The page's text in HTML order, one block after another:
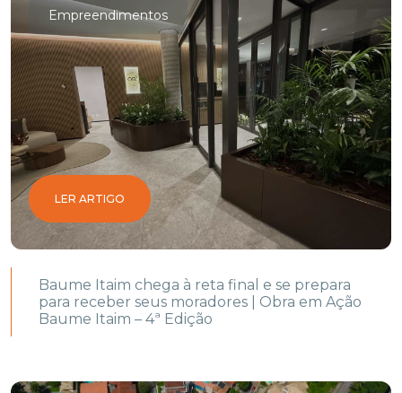
Empreendimentos
LER ARTIGO
Baume Itaim chega à reta final e se prepara
para receber seus moradores | Obra em Ação
Baume Itaim – 4ª Edição